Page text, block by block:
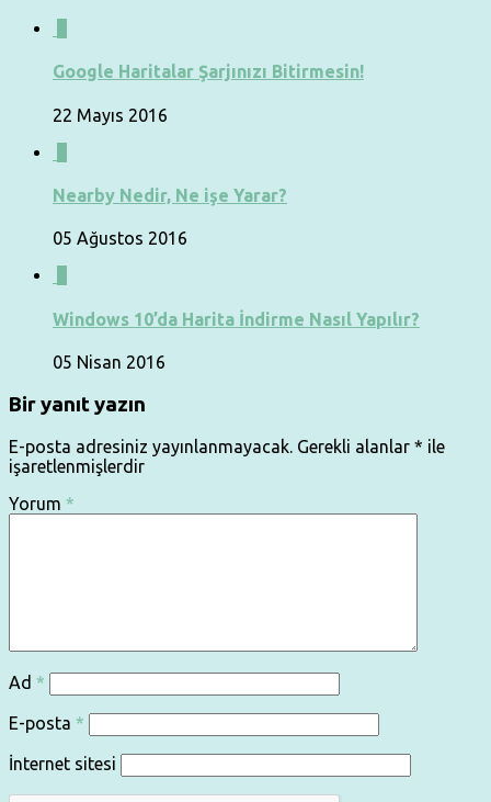
Google Haritalar Şarjınızı Bitirmesin!
22 Mayıs 2016
Nearby Nedir, Ne işe Yarar?
05 Ağustos 2016
Windows 10’da Harita İndirme Nasıl Yapılır?
05 Nisan 2016
Bir yanıt yazın
E-posta adresiniz yayınlanmayacak. Gerekli alanlar * ile
işaretlenmişlerdir
Yorum *
Ad *
E-posta *
İnternet sitesi